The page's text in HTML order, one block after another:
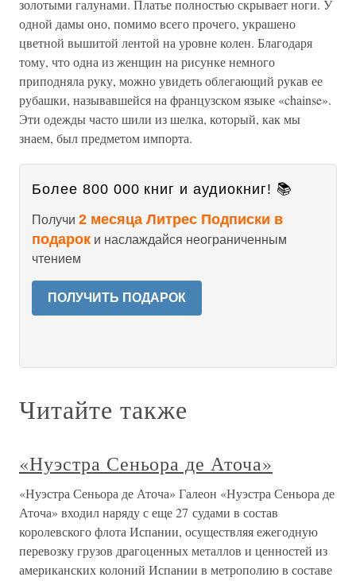
золотыми галунами. Платье полностью скрывает ноги. У
одной дамы оно, помимо всего прочего, украшено
цветной вышитой лентой на уровне колен. Благодаря
тому, что одна из женщин на рисунке немного
приподняла руку, можно увидеть облегающий рукав ее
рубашки, называвшейся на французском языке «chainse».
Эти одежды часто шили из шелка, который, как мы
знаем, был предметом импорта.
Более 800 000 книг и аудиокниг! 📚
Получи 2 месяца Литрес Подписки в
подарок и наслаждайся неограниченным
чтением
ПОЛУЧИТЬ ПОДАРОК
Читайте также
«Нуэстра Сеньора де Аточа»
«Нуэстра Сеньора де Аточа» Галеон «Нуэстра Сеньора де
Аточа» входил наряду с еще 27 судами в состав
королевского флота Испании, осуществляя ежегодную
перевозку грузов драгоценных металлов и ценностей из
американских колоний Испании в метрополию в составе